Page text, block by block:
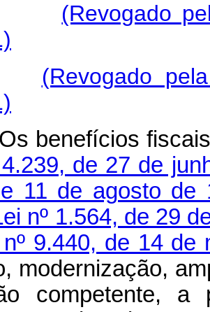
(Revogado
(Revogado
benefícios
de 27 de
11 de agosto de
nº 1.564, de 29
9.440, de 14 de
modernização,
competente,